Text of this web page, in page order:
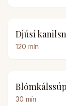
Djúsí
120 mín
30 mín